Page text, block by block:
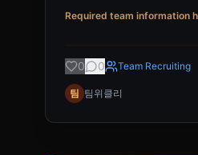
Required team information
0 0 Team Recruiting
팀 팀위클리